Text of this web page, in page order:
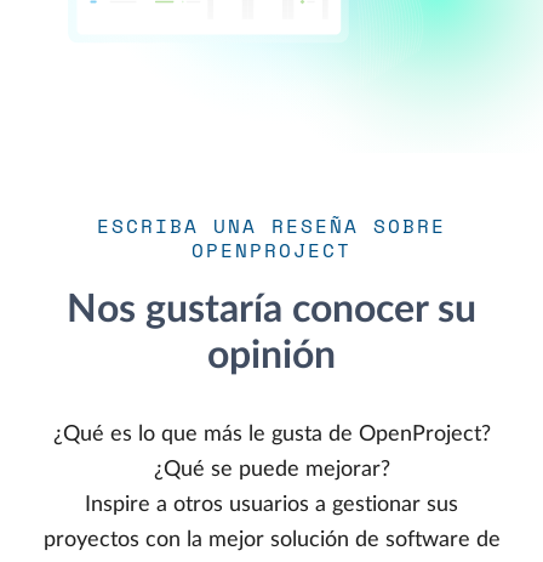
ESCRIBA UNA RESEÑA SOBRE
OPENPROJECT
Nos gustaría conocer su
opinión
¿Qué es lo que más le gusta de OpenProject?
¿Qué se puede mejorar?
Inspire a otros usuarios a gestionar sus
proyectos con la mejor solución de software de